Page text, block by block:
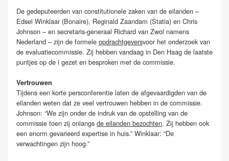
De gedeputeerden van constitutionele zaken van de eilanden –
Edsel Winklaar (Bonaire), Reginald Zaandam (Statia) en Chris
Johnson – en secretaris-generaal Richard van Zwol namens
Nederland – zijn de formele opdrachtgeversvoor het onderzoek van
de evaluatiecommissie. Zij hebben vandaag in Den Haag de laatste
puntjes op de i gezet en besproken met de commissie.
Vertrouwen
Tijdens een korte persconferentie laten de afgevaardigden van de
eilanden weten dat ze veel vertrouwen hebben in de commissie.
Johnson: “We zijn onder de indruk van de opstelling van de
commissie toen zij onlangs de eilanden bezochten. Zij hebben ook
een enorm gevarieerd expertise in huis.” Winklaar: “De
verwachtingen zijn hoog.”